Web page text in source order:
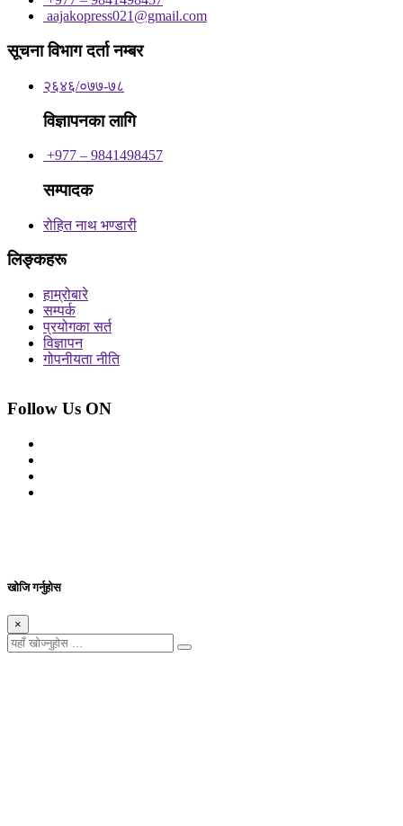
aajakopress021@gmail.com
सूचना विभाग दर्ता नम्बर
२६४६/०७७-७८
विज्ञापनका लागि
+977 – 9841498457
सम्पादक
रोहित नाथ भण्डारी
लिङ्कहरू
हाम्रोबारे
सम्पर्क
प्रयोगका सर्त
विज्ञापन
गोपनीयता नीति
Follow Us ON
खोजि गर्नुहोस
×